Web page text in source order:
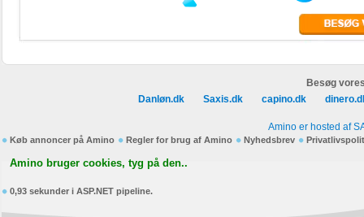
Besøg
Danløn.dk
Saxis.dk capino.dk
Amino er hosted af
Køb annoncer på Amino Regler for brug af Amino Nyhedsbrev
Amino bruger cookies, tyg på den..
0,93 sekunder i ASP.NET pipeline.